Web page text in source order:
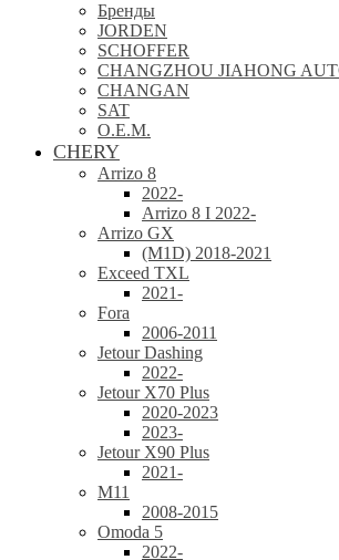
Бренды
JORDEN
SCHOFFER
CHANGZHOU JIAHONG
CHANGAN
SAT
O.E.M.
CHERY
Arrizo 8
2022-
Arrizo 8 I 2022-
Arrizo GX
(M1D) 2018-2021
Exceed TXL
2021-
Fora
2006-2011
Jetour Dashing
2022-
Jetour X70 Plus
2020-2023
2023-
Jetour X90 Plus
2021-
M11
2008-2015
Omoda 5
2022-